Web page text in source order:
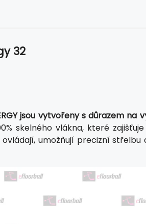
32
jsou vytvořeny s důrazem
skelného vlákna, které
umožňují precizní